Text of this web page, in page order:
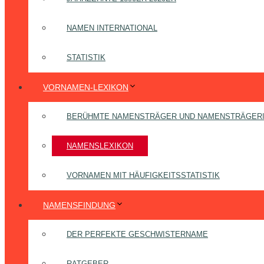
NAMEN INTERNATIONAL
STATISTIK
VORNAMEN-LEXIKON
BERÜHMTE NAMENSTRÄGER UND
NAMENSLEXIKON
VORNAMEN MIT HÄUFIGKEITSSTATISTIK
NAMENSFINDUNG
DER PERFEKTE GESCHWISTERNAME